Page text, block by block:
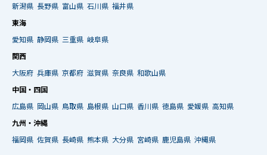
新潟県 長野県 富山県 石川県 福井県
東海
愛知県 静岡県 三重県 岐阜県
関西
大阪府 兵庫県 京都府 滋賀県 奈良県 和歌山県
中国・四国
広島県 岡山県 鳥取県 島根県 山口県 香川県 徳島県 愛媛県 高知県
九州・沖縄
福岡県 佐賀県 長崎県 熊本県 大分県 宮崎県 鹿児島県 沖縄県